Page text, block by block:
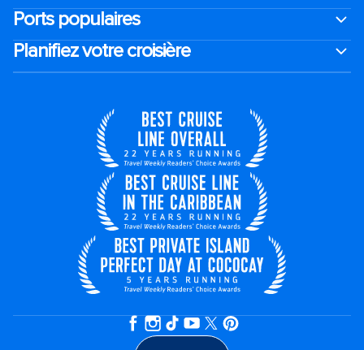
Ports populaires
Planifiez votre croisière